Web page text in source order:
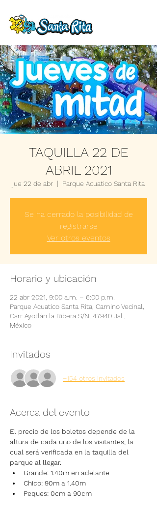
TAQUILLA 22 DE
ABRIL 2021
jue 22 de abr
  |
Parque Acuatico Santa Rita
Se ha cerrado la posibilidad de
registrarse
Ver otros eventos
Horario y ubicación
22 abr 2021, 9:00 a.m. – 6:00 p.m.
Parque Acuatico Santa Rita, Camino Vecinal,
Carr Ayotlán la Ribera S/N, 47940 Jal.,
México
Invitados
+154 otros invitados
Acerca del evento
El precio de los boletos depende de la
altura de cada uno de los visitantes, la
cual será verificada en la taquilla del
parque al llegar.
Grande: 1.40m en adelante
Chico: 90m a 1.40m
Peques: 0cm a 90cm